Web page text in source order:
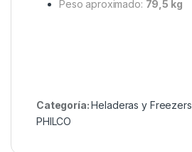
Peso aproximado: 79,5 kg
Categoría:Heladeras y Freezers
PHILCO